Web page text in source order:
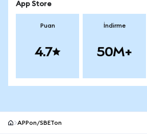
App Store
Puan
4.7
İndirme
50M+
APPon/SBETon